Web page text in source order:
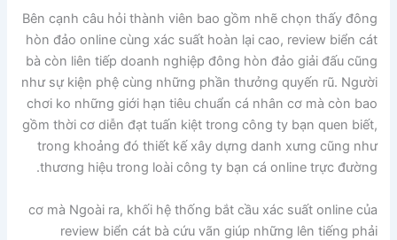
Bên cạnh câu hỏi thành viên bao gồm nhẽ chọn thấy đông
hòn đảo online cùng xác suất hoàn lại cao, review biển cát
bà còn liên tiếp doanh nghiệp đông hòn đảo giải đấu cũng
như sự kiện phệ cùng những phần thưởng quyến rũ. Người
chơi ko những giới hạn tiêu chuẩn cá nhân cơ mà còn bao
gồm thời cơ diễn đạt tuấn kiệt trong công ty bạn quen biết,
trong khoảng đó thiết kế xây dựng danh xưng cũng như
thương hiệu trong loài công ty bạn cá online trực đường.
cơ mà Ngoài ra, khối hệ thống bắt cầu xác suất online của
review biển cát bà cứu vãn giúp những lên tiếng phải